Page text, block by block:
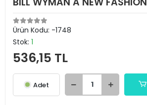
Ürün Kodu: -1748
Stok: 1
536,15 TL
Adet